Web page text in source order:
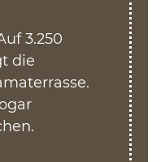
3.250
die
.